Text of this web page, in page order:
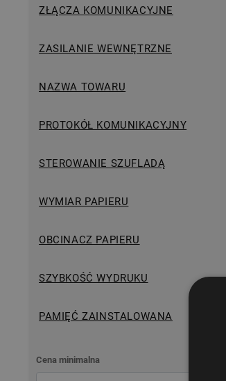
ZŁĄCZA KOMUNIKACYJNE
ZASILANIE WEWNĘTRZNE
NAZWA TOWARU
PROTOKÓŁ KOMUNIKACYJNY
STEROWANIE SZUFLADĄ
WYMIAR PAPIERU
OBCINACZ PAPIERU
SZYBKOŚĆ WYDRUKU
PAMIĘĆ ZAINSTALOWANA
Cena minimalna